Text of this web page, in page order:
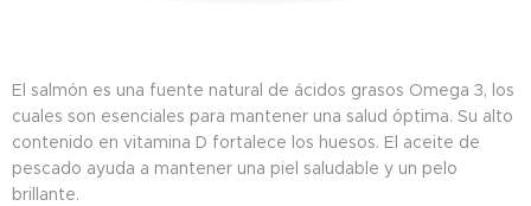
El salmón es una fuente natural de ácidos grasos Omega 3, los
cuales son esenciales para mantener una salud óptima. Su alto
contenido en vitamina D fortalece los huesos. El aceite de
pescado ayuda a mantener una piel saludable y un pelo
brillante.